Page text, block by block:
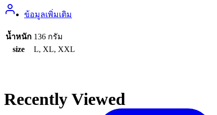
ข้อมูลเพิ่มเติม
น้ำหนัก 136 กรัม
size
L, XL, XXL
Recently Viewed